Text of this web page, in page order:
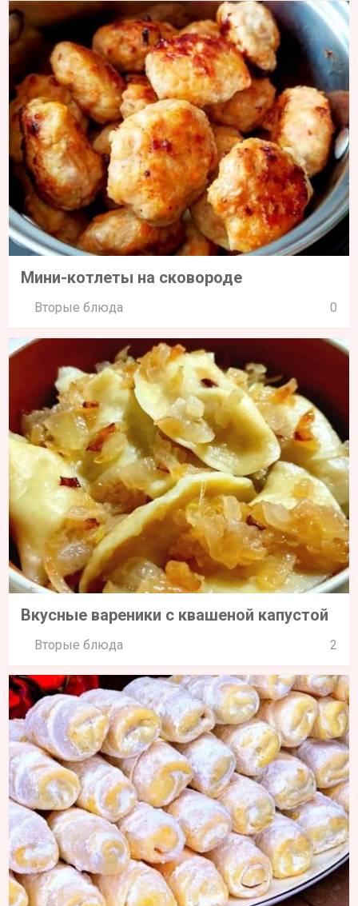
Мини-котлеты на сковороде
Вторые блюда 0
Вкусные вареники с квашеной капустой
Вторые блюда 2